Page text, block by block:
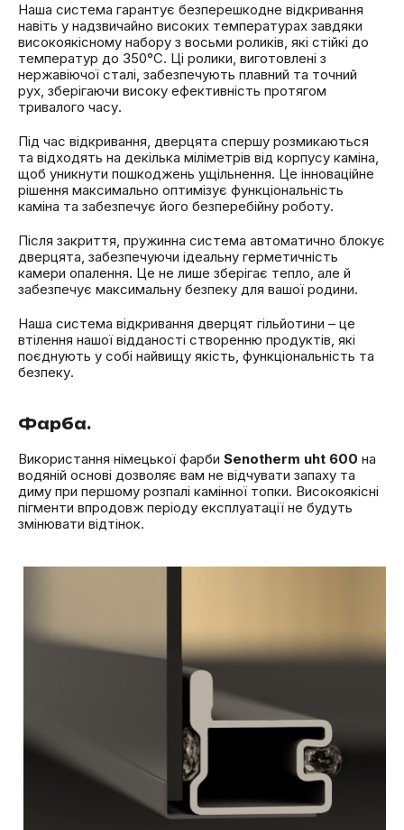
Наша система гарантує безперешкодне відкривання
навіть у надзвичайно високих температурах завдяки
високоякісному набору з восьми роликів, які стійкі до
температур до 350°C. Ці ролики, виготовлені з
нержавіючої сталі, забезпечують плавний та точний
рух, зберігаючи високу ефективність протягом
тривалого часу.
Під час відкривання, дверцята спершу розмикаються
та відходять на декілька міліметрів від корпусу каміна,
щоб уникнути пошкоджень ущільнення. Це інноваційне
рішення максимально оптимізує функціональність
каміна та забезпечує його безперебійну роботу.
Після закриття, пружинна система автоматично блокує
дверцята, забезпечуючи ідеальну герметичність
камери опалення. Це не лише зберігає тепло, але й
забезпечує максимальну безпеку для вашої родини.
Наша система відкривання дверцят гільйотини – це
втілення нашої відданості створенню продуктів, які
поєднують у собі найвищу якість, функціональність та
безпеку.
Фарба.
Використання німецької фарби Senotherm uht 600 на
водяній основі дозволяє вам не відчувати запаху та
диму при першому розпалі камінної топки. Високоякісні
пігменти впродовж періоду експлуатації не будуть
змінювати відтінок.